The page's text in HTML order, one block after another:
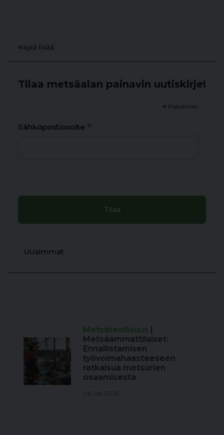
Näytä lisää
Tilaa metsäalan painavin uutiskirje!
* Pakollinen
Sähköpostiosoite *
Uusimmat
Metsäteollisuus
Metsäammattilaiset:
Ennallistamisen
työvoimahaasteeseen
ratkaisua metsurien
osaamisesta
06.08.2026